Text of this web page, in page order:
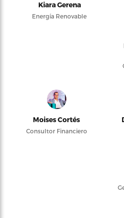
Kiara Gerena
Energía Renovable
Moises Cortés
Consultor Financiero